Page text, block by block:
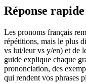
Réponse rapide
Les pronoms français
répétitions, mais le plus
vs lui/leur vs y/en) et de
guide explique chaque
prononciation, des
qui rendent vos phrases